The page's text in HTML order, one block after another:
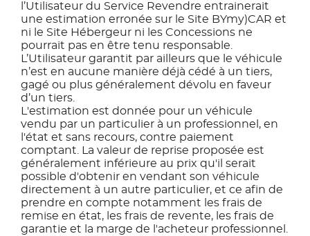
l’Utilisateur du Service Revendre entrainerait
une estimation erronée sur le Site BYmy)CAR et
ni le Site Hébergeur ni les Concessions ne
pourrait pas en être tenu responsable.
L’Utilisateur garantit par ailleurs que le véhicule
n’est en aucune manière déjà cédé à un tiers,
gagé ou plus généralement dévolu en faveur
d’un tiers.
L'estimation est donnée pour un véhicule
vendu par un particulier à un professionnel, en
l'état et sans recours, contre paiement
comptant. La valeur de reprise proposée est
généralement inférieure au prix qu'il serait
possible d'obtenir en vendant son véhicule
directement à un autre particulier, et ce afin de
prendre en compte notamment les frais de
remise en état, les frais de revente, les frais de
garantie et la marge de l'acheteur professionnel.